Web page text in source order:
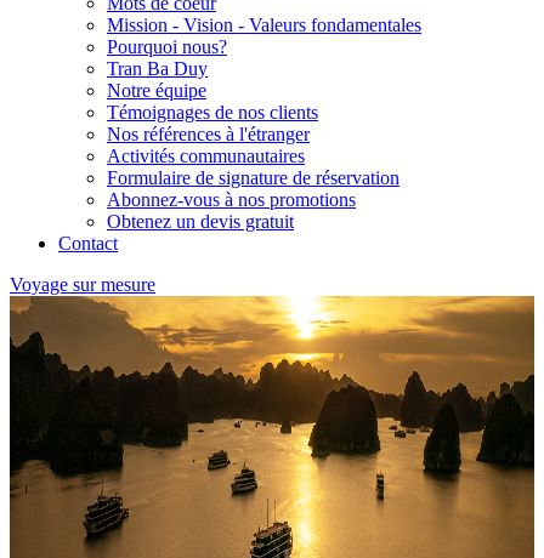
Mission - Vision - Valeurs fondamentales
Pourquoi nous?
Tran Ba Duy
Notre équipe
Témoignages de nos clients
Nos références à l'étranger
Activités communautaires
Formulaire de signature de réservation
Abonnez-vous à nos promotions
Obtenez un devis gratuit
Contact
Voyage sur mesure